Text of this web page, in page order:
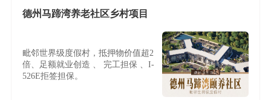
德州马蹄湾养老社区乡村项目
毗邻世界级度假村，抵押物价值超2
倍、足额就业创造 、 完工担保 、I-
526E拒签担保。